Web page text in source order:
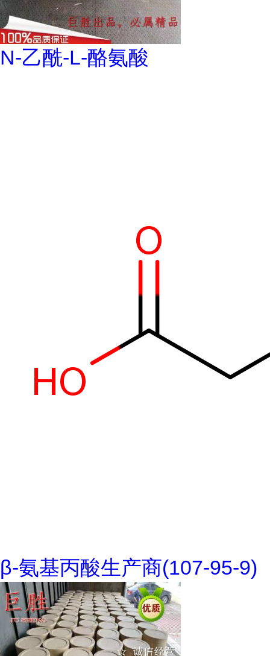
N-乙酰-L-酪氨酸
β-氨基丙酸生产商(107-95-9)